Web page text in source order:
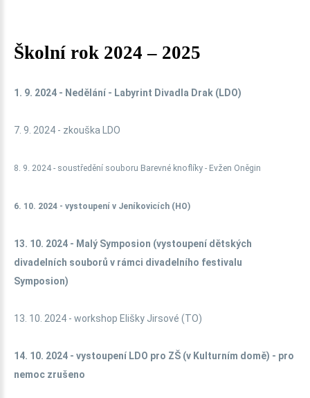
Školní rok 2024 – 2025
1. 9. 2024 - Nedělání - Labyrint Divadla Drak (LDO)
7. 9. 2024 - zkouška LDO
8. 9. 2024 - soustředění souboru Barevné knoflíky - Evžen Oněgin
6. 10. 2024 - vystoupení v Jeníkovicích (HO)
13. 10. 2024 - Malý Symposion (vystoupení dětských
divadelních souborů v rámci divadelního festivalu
Symposion)
13. 10. 2024 - workshop Elišky Jirsové (TO)
14. 10. 2024 - vystoupení LDO pro ZŠ (v Kulturním domě) - pro
nemoc zrušeno